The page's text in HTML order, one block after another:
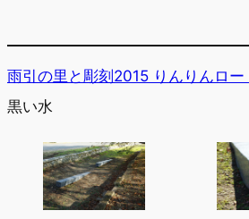
雨引の里と彫刻2015 りんりんロー
黒い水